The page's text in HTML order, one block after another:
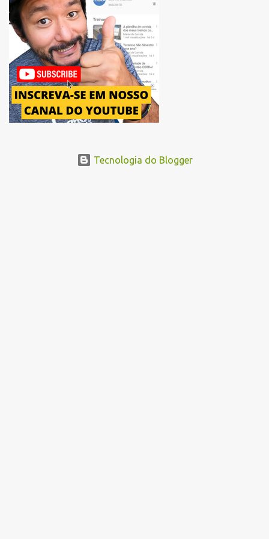
um novo trajeto na região do Pacaembu e Barra Funda. Após a
Avenida Pacaembu, os corredores seguirão pela Avenida Doutor
Abraão Ribeiro, passando ao lado do Memorial da América Latina,
acessando a Avenida Norma Pieruccini Giannotti, a Avenida Rudge e
...
Tecnologia do Blogger